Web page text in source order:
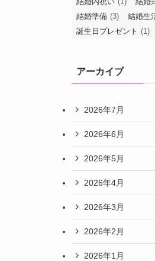
結婚準備 (3) 結婚生
誕生日プレゼント (1)
アーカイブ
2026年7月
2026年6月
2026年5月
2026年4月
2026年3月
2026年2月
2026年1月